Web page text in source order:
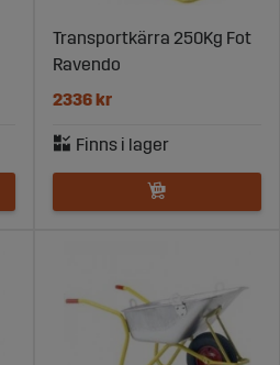
Transportkärra 250Kg Fot
Ravendo
2336 kr